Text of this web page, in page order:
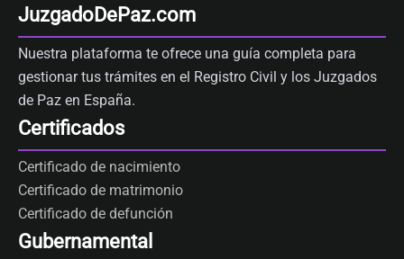
JuzgadoDePaz.com
Nuestra plataforma te ofrece una guía completa para
gestionar tus trámites en el Registro Civil y los Juzgados
de Paz en España.
Certificados
Certificado de nacimiento
Certificado de matrimonio
Certificado de defunción
Gubernamental